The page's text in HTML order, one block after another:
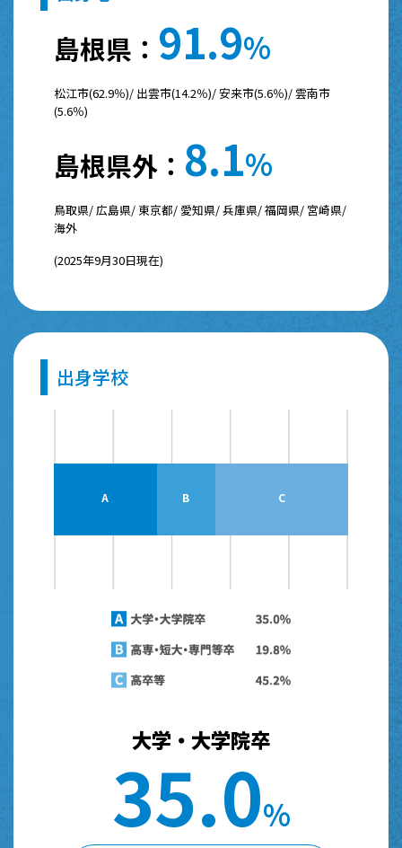
島根県： 91.9%
松江市(62.9％)/ 出雲市(14.2％)/ 安来市(5.6％)/ 雲南市
(5.6％)
島根県外： 8.1%
鳥取県/ 広島県/ 東京都/ 愛知県/ 兵庫県/ 福岡県/ 宮崎県/
海外
(2025年9月30日現在)
出身学校
A B C
大学・大学院卒
35.0%